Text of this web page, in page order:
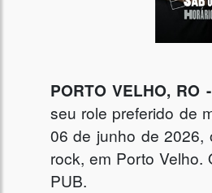
PORTO VELHO, RO -
seu role preferido de
06 de junho de 2026,
rock, em Porto
PUB.